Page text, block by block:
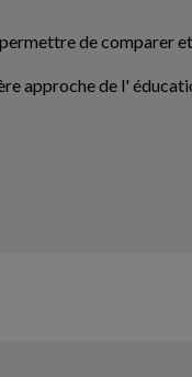
de comparer
approche de l'